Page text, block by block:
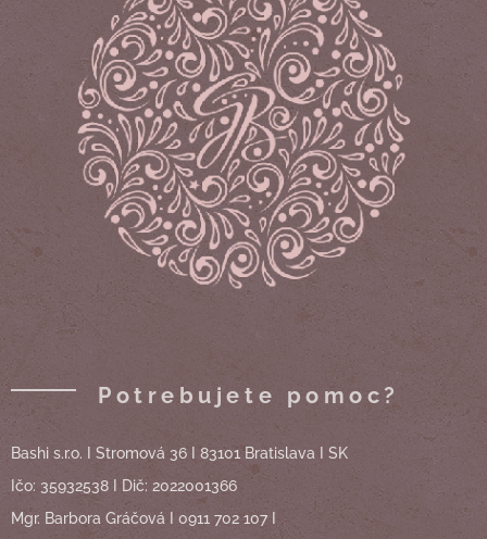
Potrebujete pomoc?
Bashi s.r.o. I Stromová 36 I 83101 Bratislava I SK
Ičo: 35932538 I Dič: 2022001366
Mgr. Barbora Gráčová I 0911 702 107 I